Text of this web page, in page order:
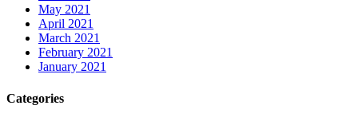
May 2021
April 2021
March 2021
February 2021
January 2021
Categories